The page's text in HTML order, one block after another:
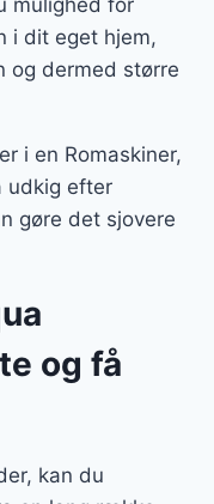
i dit eget hjem,
og dermed større
i en Romaskiner,
udkig efter
gøre det sjovere
og få
kan du